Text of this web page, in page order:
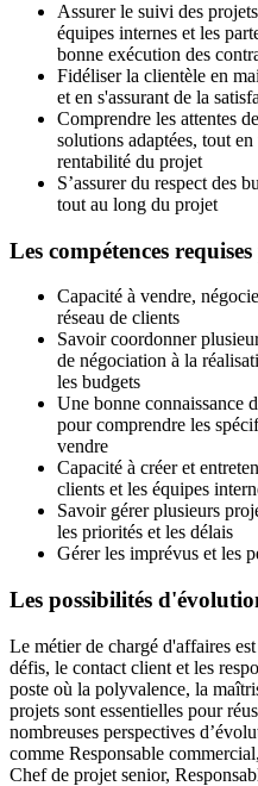
Assurer le suivi des
équipes internes et les
bonne exécution des
Fidéliser la clientèle en
et en s'assurant de la
Comprendre les attentes
solutions adaptées, tout
rentabilité du projet
S’assurer du respect des
tout au long du projet
Les compétences
Capacité à vendre,
réseau de clients
Savoir coordonner
de négociation à la
les budgets
Une bonne connaissance
pour comprendre les
vendre
Capacité à créer et
clients et les équipes
Savoir gérer plusieurs
les priorités et les délais
Gérer les imprévus et les
Les possibilités
Le métier de chargé d'affaires
défis, le contact client et les
poste où la polyvalence, la
projets sont essentielles pour
nombreuses perspectives
comme Responsable
Chef de projet senior,